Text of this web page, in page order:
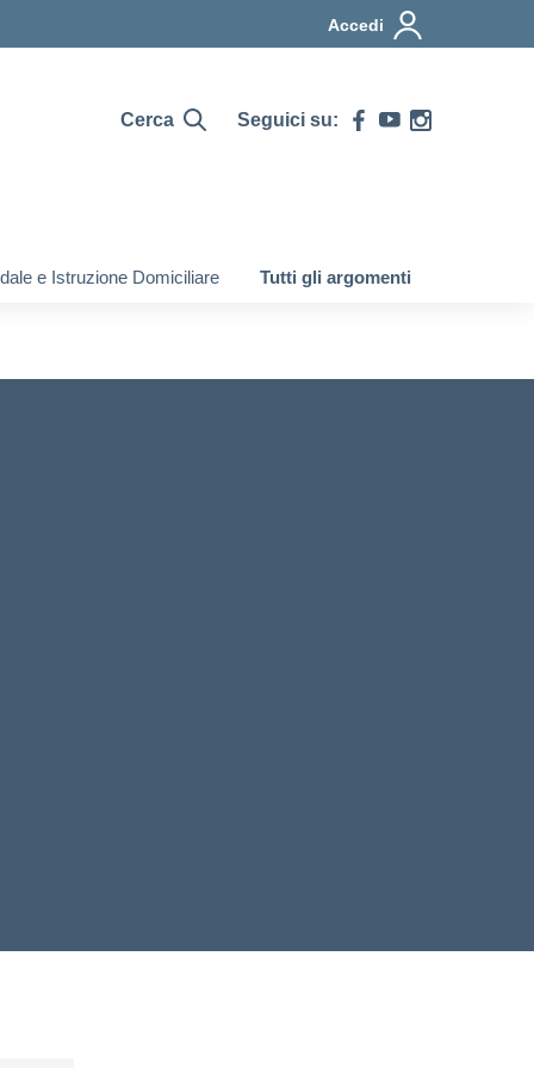
Accedi
Cerca Seguici su:
e Istruzione Domiciliare Tutti gli argomenti